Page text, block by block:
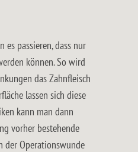
es passieren, dass nur
können. So wird
das Zahnfleisch
lassen sich diese
kann man dann
vorher bestehende
der Operationswunde